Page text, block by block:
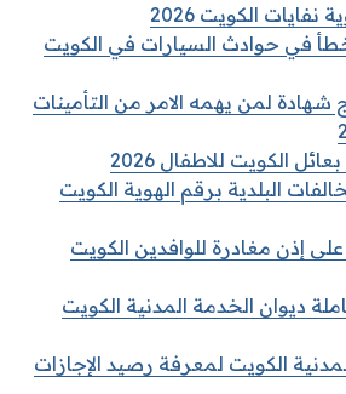
الكويت 2026
في حوادث السيارات في الكويت
لمن يهمه الامر من التأمينات
الكويت للاطفال 2026
البلدية برقم الهوية الكويت
إذن مغادرة للوافدين الكويت
ديوان الخدمة المدنية الكويت
الكويت لمعرفة رصيد الإجازات